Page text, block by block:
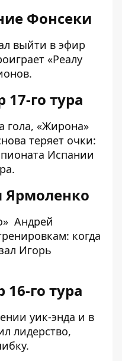
Фонсеки
выйти в эфир
«Реалу
17-го тура
гола, «Жирона»
теряет очки:
Испании
Ярмоленко
Андрей
когда
Игорь
16-го тура
уик-энда и в
лидерство,
.